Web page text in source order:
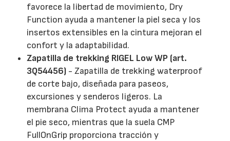
favorece la libertad de movimiento, Dry
Function ayuda a mantener la piel seca y los
insertos extensibles en la cintura mejoran el
confort y la adaptabilidad.
Zapatilla de trekking RIGEL Low WP (art.
3Q54456) - Zapatilla de trekking waterproof
de corte bajo, diseñada para paseos,
excursiones y senderos ligeros. La
membrana Clima Protect ayuda a mantener
el pie seco, mientras que la suela CMP
FullOnGrip proporciona tracción y